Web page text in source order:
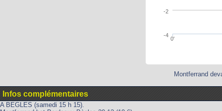
0'
-4
-2
Montferrand
Infos complémentaires
A BEGLES (samedi 15 h 15).